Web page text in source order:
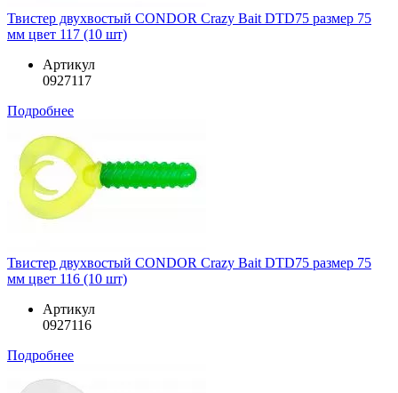
Твистер двухвостый CONDOR Crazy Bait DTD75 размер 75
мм цвет 117 (10 шт)
Артикул
0927117
Подробнее
Твистер двухвостый CONDOR Crazy Bait DTD75 размер 75
мм цвет 116 (10 шт)
Артикул
0927116
Подробнее